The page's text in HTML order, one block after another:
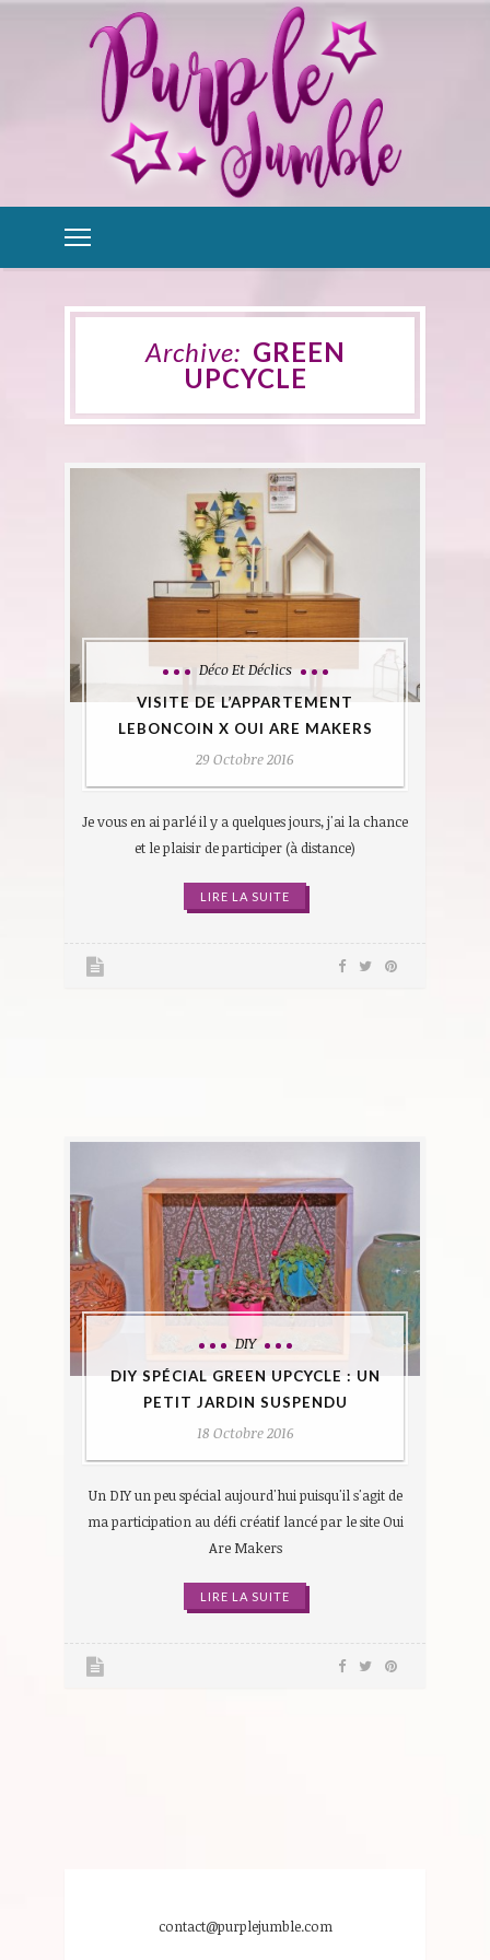
Archive: GREEN
UPCYCLE
Déco Et Déclics
VISITE DE L’APPARTEMENT
LEBONCOIN X OUI ARE MAKERS
29 Octobre 2016
Je vous en ai parlé il y a quelques jours, j'ai la chance
et le plaisir de participer (à distance)
LIRE LA SUITE
DIY
DIY SPÉCIAL GREEN UPCYCLE : UN
PETIT JARDIN SUSPENDU
18 Octobre 2016
Un DIY un peu spécial aujourd'hui puisqu'il s'agit de
ma participation au défi créatif lancé par le site Oui
Are Makers
LIRE LA SUITE
contact@purplejumble.com